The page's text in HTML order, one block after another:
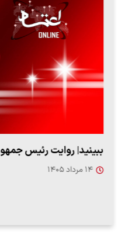
ببینید| روایت رئیس
۱۴ مرداد ۱۴۰۵